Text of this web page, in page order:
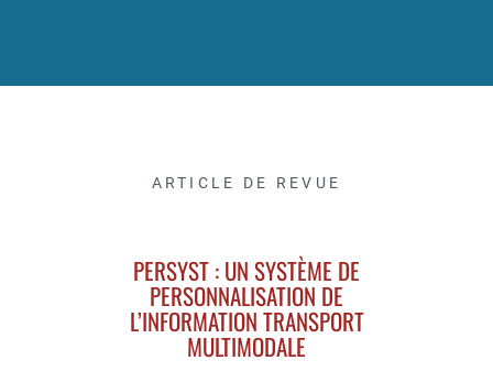
ARTICLE DE REVUE
PERSYST : UN SYSTÈME DE
PERSONNALISATION DE
L’INFORMATION TRANSPORT
MULTIMODALE